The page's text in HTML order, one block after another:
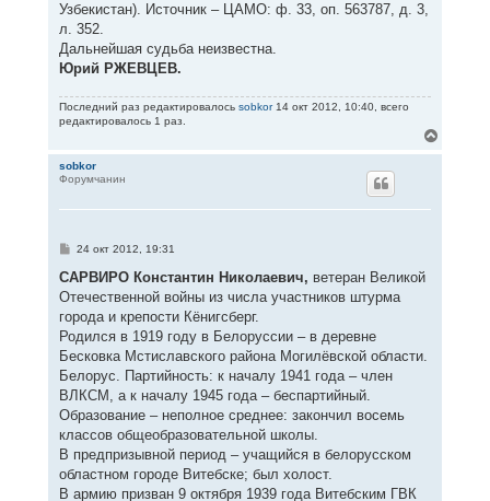
Узбекистан). Источник – ЦАМО: ф. 33, оп. 563787, д. 3,
л. 352.
Дальнейшая судьба неизвестна.
Юрий РЖЕВЦЕВ.
Последний раз редактировалось sobkor14 окт 2012, 10:40, всего
редактировалось 1 раз.
sobkor
Форумчанин
С
о
щ
е
н
и
е
24 окт 2012, 19:31
САРВИРО Константин Николаевич, ветеран Великой
Отечественной войны из числа участников штурма
города и крепости Кёнигсберг.
Родился в 1919 году в Белоруссии – в деревне
Бесковка Мстиславского района Могилёвской области.
Белорус. Партийность: к началу 1941 года – член
ВЛКСМ, а к началу 1945 года – беспартийный.
Образование – неполное среднее: закончил восемь
классов общеобразовательной школы.
В предпризывной период – учащийся в белорусском
областном городе Витебске; был холост.
В армию призван 9 октября 1939 года Витебским ГВК